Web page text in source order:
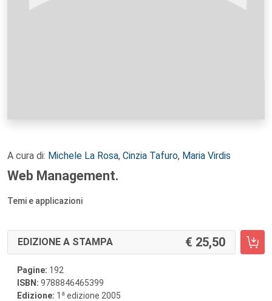
A cura di: Michele La Rosa, Cinzia Tafuro, Maria Virdis
Web Management.
Temi e applicazioni
EDIZIONE A STAMPA 25,50
Pagine: 192
ISBN: 9788846465399
Edizione: 1 a edizione 2005